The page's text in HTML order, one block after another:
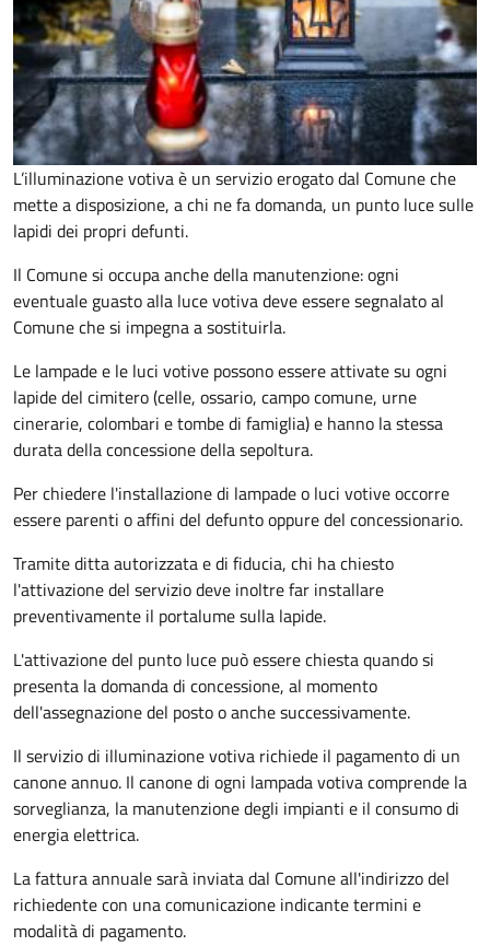
L’illuminazione votiva è un servizio erogato dal Comune che
mette a disposizione, a chi ne fa domanda, un punto luce sulle
lapidi dei propri defunti.
Il Comune si occupa anche della manutenzione: ogni
eventuale guasto alla luce votiva deve essere segnalato al
Comune che si impegna a sostituirla.
Le lampade e le luci votive possono essere attivate su ogni
lapide del cimitero (celle, ossario, campo comune, urne
cinerarie, colombari e tombe di famiglia) e hanno la stessa
durata della concessione della sepoltura.
Per chiedere l'installazione di lampade o luci votive occorre
essere parenti o affini del defunto oppure del concessionario.
Tramite ditta autorizzata e di fiducia, chi ha chiesto
l'attivazione del servizio deve inoltre far installare
preventivamente il portalume sulla lapide.
L'attivazione del punto luce può essere chiesta quando si
presenta la domanda di concessione, al momento
dell'assegnazione del posto o anche successivamente.
Il servizio di illuminazione votiva richiede il pagamento di un
canone annuo. Il canone di ogni lampada votiva comprende la
sorveglianza, la manutenzione degli impianti e il consumo di
energia elettrica.
La fattura annuale sarà inviata dal Comune all'indirizzo del
richiedente con una comunicazione indicante termini e
modalità di pagamento.